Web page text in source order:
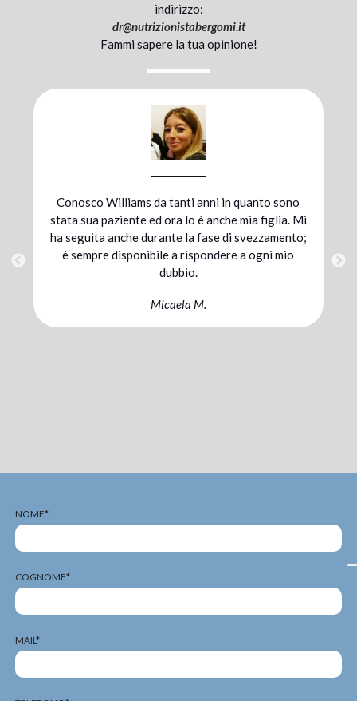
indirizzo:
dr@nutrizionistabergomi.it
Fammi sapere la tua opinione!
Mi sono affidata al dott. Bergomi durante la
preparazione atletica per una maratona; grazie
alla combinazione di un’alimentazione adeguata
e un’integrazione mirata ho raggiunto il mio
traguardo. Sono pienamente soddisfatta della
il mio coach.
NOME*
COGNOME*
MAIL*